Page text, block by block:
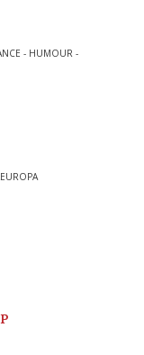
- HUMOUR-